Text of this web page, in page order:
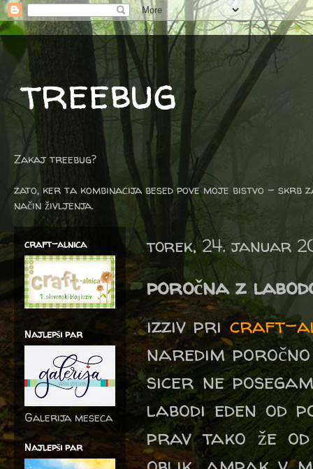
treebug
Zakaj treebug?
zato, ker ta kombinacija besed pove moje bistvo -
način življenja.
torek, 24. januar
poročna z
izziv pricraft-
naredim
sicer ne
labodi eden od
prav tako že
craft-alnica
Najlepši par
Galerija meseca
Najlepši par